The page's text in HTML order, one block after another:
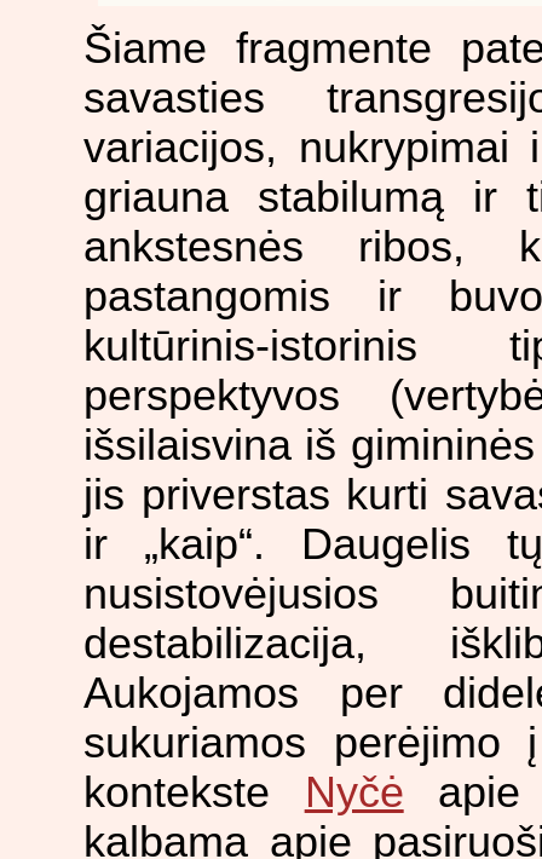
Šiame fragmente
savasties
variacijos,
griauna stabilumą ir
ankstesnės ribos,
pastangomis ir
kultūrinis-
perspektyvos
išsilaisvina iš
jis priverstas kurti
ir „kaip“. Daugelis
nusistovėjusios
destabilizacija,
Aukojamos per
sukuriamos
kontekste Nyčė apie
kalbama apie